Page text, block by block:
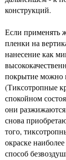
конструкций.
Если применять
пленки на
нанесение как
покрытие можно
(Тиксотропные
спокойном
они
снова
того,
окраске
способ